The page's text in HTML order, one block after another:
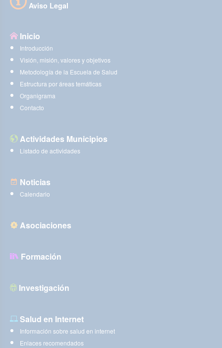
Aviso Legal
Inicio
Introducción
Visión, misión, valores y objetivos
Metodología de la Escuela de Salud
Estructura por áreas temáticas
Organigrama
Contacto
Actividades Municipios
Listado de actividades
Noticias
Calendario
Asociaciones
Formación
Investigación
Salud en Internet
Información sobre salud en internet
Enlaces recomendados